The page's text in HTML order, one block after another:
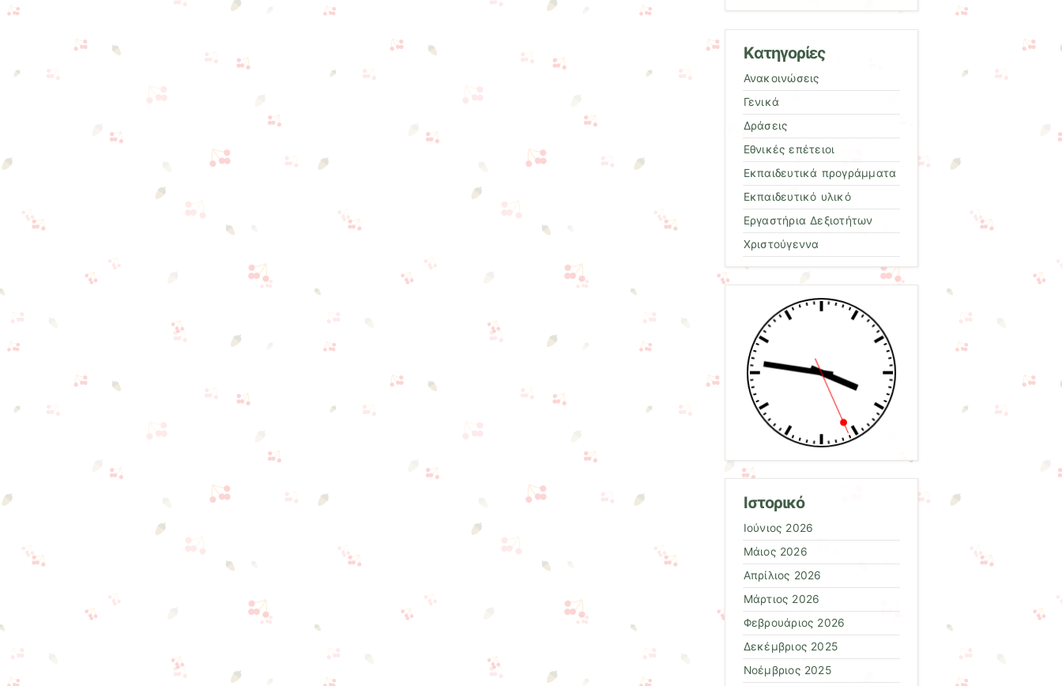
Kατηγορίες
Ανακοινώσεις
Γενικά
Δράσεις
Εθνικές επέτειοι
Εκπαιδευτικά προγράμματα
Εκπαιδευτικό υλικό
Εργαστήρια Δεξιοτήτων
Χριστούγεννα
Ιστορικό
Ιούνιος 2026
Μάιος 2026
Απρίλιος 2026
Μάρτιος 2026
Φεβρουάριος 2026
Δεκέμβριος 2025
Νοέμβριος 2025